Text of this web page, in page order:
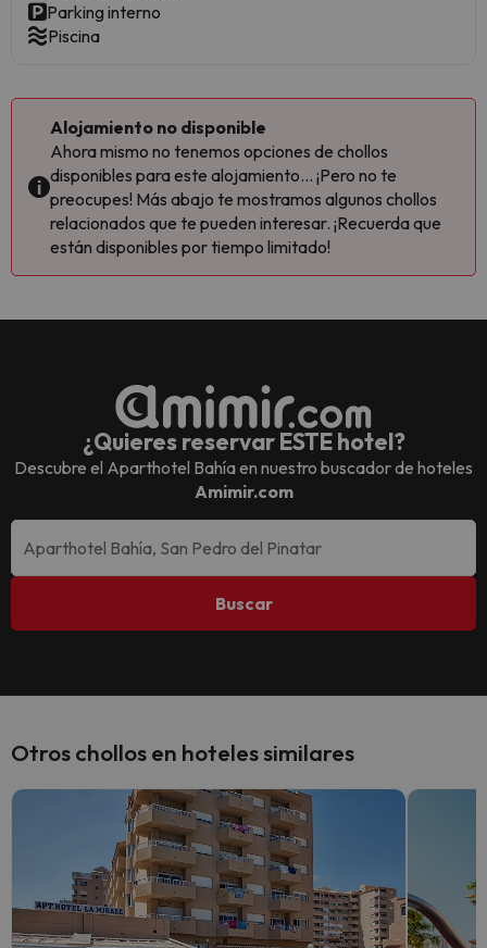
Parking interno
Piscina
Alojamiento no disponible
Ahora mismo no tenemos opciones de chollos
disponibles para este alojamiento... ¡Pero no te
preocupes! Más abajo te mostramos algunos chollos
relacionados que te pueden interesar. ¡Recuerda que
están disponibles por tiempo limitado!
¿Quieres reservar ESTE hotel?
Descubre el Aparthotel Bahíaen nuestro buscador de hoteles
Amimir.com
Buscar
Otros chollos en hoteles similares